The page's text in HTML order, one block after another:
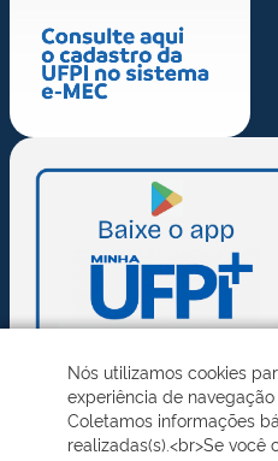
Nós utilizamos cookies
experiência de navegação
Coletamos informações
realizadas(s).<br>Se